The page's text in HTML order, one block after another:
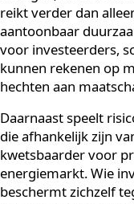
De relatie is
Energiekosten
significante vaste
verlagen, verbetert
aantoonbaar
voor investeerders,
kunnen rekenen
hechten aan